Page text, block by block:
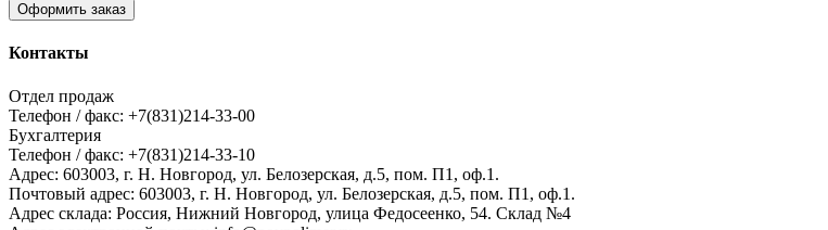
Оформить заказ
Контакты
Отдел продаж
Телефон / факс: +7(831)214-33-00
Бухгалтерия
Телефон / факс: +7(831)214-33-10
Адрес: 603003, г. Н. Новгород, ул. Белозерская, д.5, пом. П1, оф.1.
Почтовый адрес: 603003, г. Н. Новгород, ул. Белозерская, д.5, пом. П1, оф.1.
Адрес склада: Россия, Нижний Новгород, улица Федосеенко, 54. Склад №4